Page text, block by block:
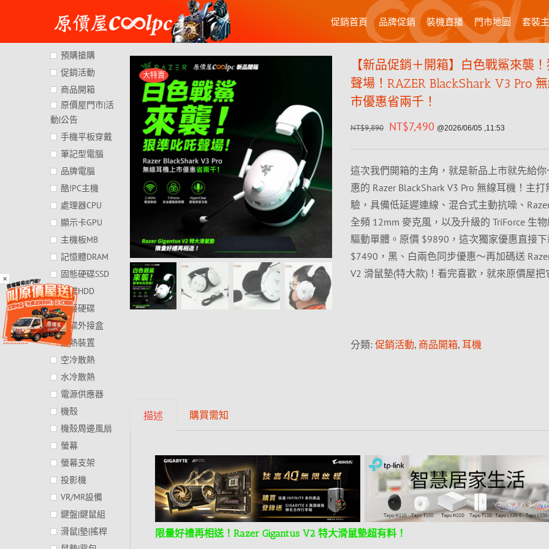
×
content
促銷首頁 品牌促銷 裝機直播 門市地圖 套裝
大特賣
【新品促銷＋開箱】白色戰鯊來襲
聲場！RAZER BlackShark V3 Pro
市優惠省兩千！
NT$9,890 NT$7,490 @2026/06/05 ,11:53
這次我們開箱的主角，就是新品上市就先給
惠的 Razer BlackShark V3 Pro 無線耳機！主
驗，具備低延遲連線、混合式主動抗噪、
全頻 12mm 麥克風，以及升級的 TriForce 生
驅動單體。原價 $9890，這次獨家優惠直接
$7490，黑、白兩色同步優惠～再加碼送
V2 滑鼠墊(特大款)！看完喜歡，就來原價屋把
分類: 促銷活動, 商品開箱, 耳機
描述 購買需知
限量好禮再相送！Razer Gigantus V2 特大滑鼠墊超有料！
預購搶購
促銷活動
商品開箱
原價屋門市|活
動|公告
手機平板穿戴
筆記型電腦
品牌電腦
酷!PC主機
處理器CPU
顯示卡GPU
主機板MB
記憶體DRAM
固態硬碟SSD
硬碟HDD
外接硬碟
硬碟外接盒
散熱裝置
空冷散熱
水冷散熱
電源供應器
機殼
機殼周邊風扇
螢幕
螢幕支架
投影機
VR/MR設備
鍵盤|鍵鼠組
滑鼠|墊|搖桿